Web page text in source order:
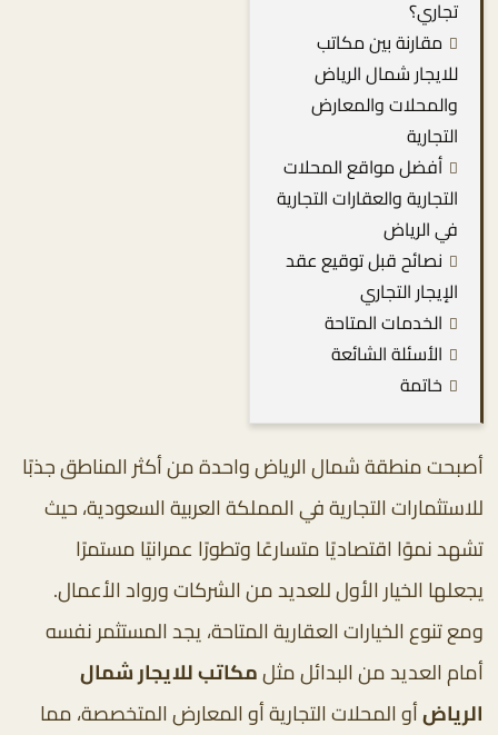
تجاري؟
مقارنة بين مكاتب
للايجار شمال الرياض
والمحلات والمعارض
التجارية
أفضل مواقع المحلات
التجارية والعقارات التجارية
في الرياض
نصائح قبل توقيع عقد
الإيجار التجاري
الخدمات المتاحة
الأسئلة الشائعة
خاتمة
أصبحت منطقة شمال الرياض واحدة من أكثر المناطق جذبًا
للاستثمارات التجارية في المملكة العربية السعودية، حيث
تشهد نموًا اقتصاديًا متسارعًا وتطورًا عمرانيًا مستمرًا
يجعلها الخيار الأول للعديد من الشركات ورواد الأعمال.
ومع تنوع الخيارات العقارية المتاحة، يجد المستثمر نفسه
أمام العديد من البدائل مثلمكاتب للايجار شمال
الرياضأو المحلات التجارية أو المعارض المتخصصة، مما